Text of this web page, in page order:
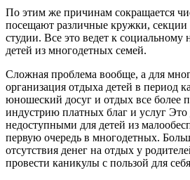
По этим же причинам сокращается
посещают различные кружки, секции
студии. Все это ведет к социальному
детей из многодетных семей.
Сложная проблема вообще, а для
организация отдыха детей в период
юношеский досуг и отдых все более
индустрию платных благ и услуг Это
недоступными для детей из
первую очередь в многодетных.
отсутствия денег на отдых у
провести каникулы с пользой для